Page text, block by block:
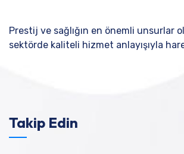
Prestij ve sağlığın en önemli unsurlar
sektörde kaliteli hizmet anlayışıyla
Takip Edin